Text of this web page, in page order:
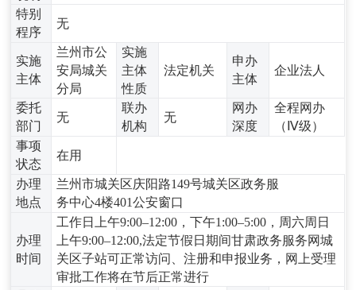
特别
程序
无
实施
主体
兰州市公
安局城关
分局
实施
主体
性质
法定机关
申办
主体
企业法人
委托
部门
无
联办
机构
无
网办
深度
全程网办
（Ⅳ级）
事项
状态
在用
办理
地点
兰州市城关区庆阳路149号城关区政务服
务中心4楼401公安窗口
办理
时间
工作日上午9:00–12:00，下午1:00–5:00，周六周日
上午9:00–12:00,法定节假日期间甘肃政务服务网城
关区子站可正常访问、注册和申报业务，网上受理
审批工作将在节后正常进行